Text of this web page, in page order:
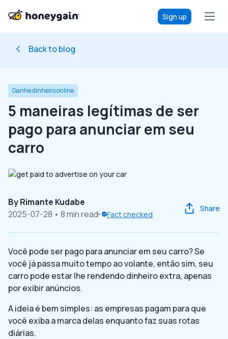
Sign up
Back to blog
Ganhe dinheiro online
5 maneiras legítimas de ser
pago para anunciar em seu
carro
ByRimante Kudabe
2025-07-28 • 8 min read Fact checked
Share
Você pode ser pago para anunciar em seu carro? Se
você já passa muito tempo ao volante, então sim, seu
carro pode estar lhe rendendo dinheiro extra, apenas
por exibir anúncios.
A ideia é bem simples: as empresas pagam para que
você exiba a marca delas enquanto faz suas rotas
diárias.